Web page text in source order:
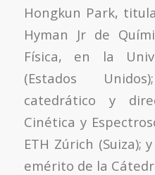
Hongkun Park,
Hyman Jr de
Física, en la
(Estados
catedrático y
Cinética y
ETH Zúrich
emérito de la